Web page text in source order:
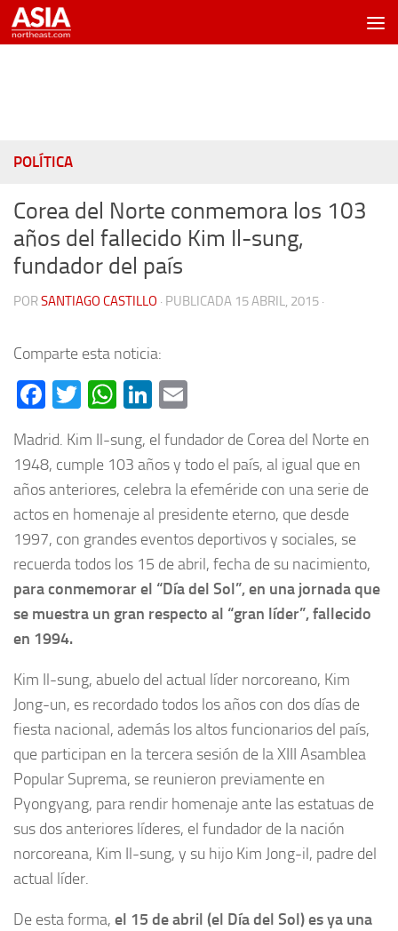
Saltar al contenido
POLÍTICA
Corea del Norte conmemora los 103
años del fallecido Kim Il-sung,
fundador del país
PORSANTIAGO CASTILLO · PUBLICADA 15 ABRIL, 2015 ·
Comparte esta noticia:
Facebook
TwitterWhatsApp
LinkedIn
Madrid. Kim Il-sung, el fundador de Corea del Norte en
1948, cumple 103 años y todo el país, al igual que en
años anteriores, celebra la efeméride con una serie de
actos en homenaje al presidente eterno, que desde
1997, con grandes eventos deportivos y sociales, se
recuerda todos los 15 de abril, fecha de su nacimiento,
para conmemorar el “Día del Sol”, en una jornada que
se muestra un gran respecto al “gran líder”, fallecido
en 1994.
Kim Il-sung, abuelo del actual líder norcoreano, Kim
Jong-un, es recordado todos los años con dos días de
fiesta nacional, además los altos funcionarios del país,
que participan en la tercera sesión de la XIII Asamblea
Popular Suprema, se reunieron previamente en
Pyongyang, para rendir homenaje ante las estatuas de
sus dos anteriores líderes, el fundador de la nación
norcoreana, Kim Il-sung, y su hijo Kim Jong-il, padre del
actual líder.
De esta forma, el 15 de abril (el Día del Sol) es ya una